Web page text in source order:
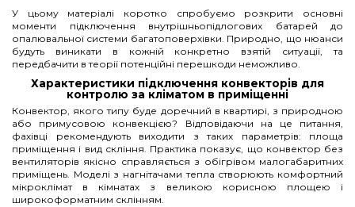
У цьому матеріалі коротко спробуємо розкрити основні
моменти підключення внутрішньопідлогових батарей до
опалювальної системи багатоповерхівки. Природно, що нюанси
будуть виникати в кожній конкретно взятій ситуації, та
передбачити в теорії потенційні перешкоди неможливо.
Характеристики підключення конвекторів для
контролю за кліматом в приміщенні
Конвектор, якого типу буде доречний в квартирі, з природною
або примусовою конвекцією? Відповідаючи на це питання,
фахівці рекомендують виходити з таких параметрів: площа
приміщення і вид скління. Практика показує, що конвектор без
вентиляторів якісно справляється з обігрівом малогабаритних
приміщень. Моделі з нагнітачами тепла створюють комфортний
мікроклімат в кімнатах з великою корисною площею і
широкоформатним склінням.